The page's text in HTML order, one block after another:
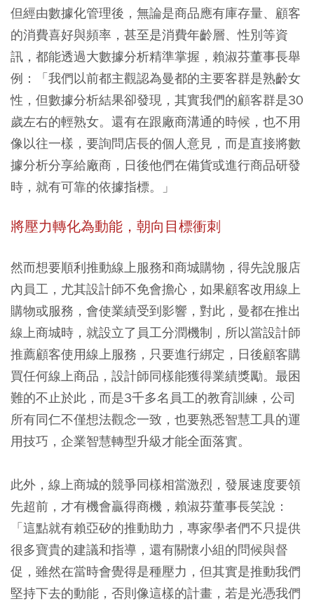
但經由數據化管理後，無論是商品應有庫存量、顧客
的消費喜好與頻率，甚至是消費年齡層、性別等資
訊，都能透過大數據分析精準掌握，賴淑芬董事長舉
例：「我們以前都主觀認為曼都的主要客群是熟齡女
性，但數據分析結果卻發現，其實我們的顧客群是30
歲左右的輕熟女。還有在跟廠商溝通的時候，也不用
像以往一樣，要詢問店長的個人意見，而是直接將數
據分析分享給廠商，日後他們在備貨或進行商品研發
時，就有可靠的依據指標。」
將壓力轉化為動能，朝向目標衝刺
然而想要順利推動線上服務和商城購物，得先說服店
內員工，尤其設計師不免會擔心，如果顧客改用線上
購物或服務，會使業績受到影響，對此，曼都在推出
線上商城時，就設立了員工分潤機制，所以當設計師
推薦顧客使用線上服務，只要進行綁定，日後顧客購
買任何線上商品，設計師同樣能獲得業績獎勵。最困
難的不止於此，而是3千多名員工的教育訓練，公司
所有同仁不僅想法觀念一致，也要熟悉智慧工具的運
用技巧，企業智慧轉型升級才能全面落實。
此外，線上商城的競爭同樣相當激烈，發展速度要領
先超前，才有機會贏得商機，賴淑芬董事長笑說：
「這點就有賴亞矽的推動助力，專家學者們不只提供
很多寶貴的建議和指導，還有關懷小組的問候與督
促，雖然在當時會覺得是種壓力，但其實是推動我們
堅持下去的動能，否則像這樣的計畫，若是光憑我們